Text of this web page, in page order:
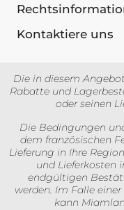
Kontaktiere uns
Die in diesem
Rabatte und
oder seinen
Die Bedingungen
dem französischen
Lieferung in Ihre
und Lieferkosten
endgültigen
werden. Im Falle
kann